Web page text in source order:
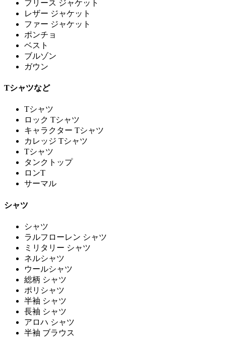
フリース ジャケット
レザー ジャケット
ファー ジャケット
ポンチョ
ベスト
ブルゾン
ガウン
Tシャツなど
Tシャツ
ロック Tシャツ
キャラクター Tシャツ
カレッジ Tシャツ
Tシャツ
タンクトップ
ロンT
サーマル
シャツ
シャツ
ラルフローレン シャツ
ミリタリー シャツ
ネルシャツ
ウールシャツ
総柄 シャツ
ポリシャツ
半袖 シャツ
長袖 シャツ
アロハ シャツ
半袖 ブラウス